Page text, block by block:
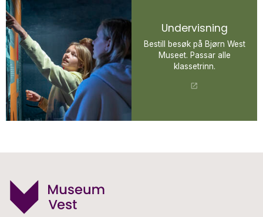
Undervisning
Bestill besøk på Bjørn West
Museet. Passar alle
klassetrinn.